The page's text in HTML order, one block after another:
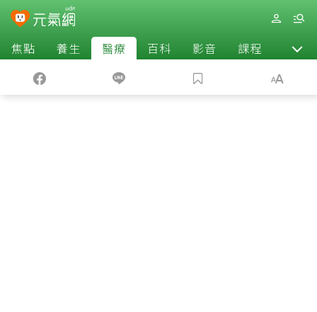
焦點 養生 醫療 百科 影音 課程 退休